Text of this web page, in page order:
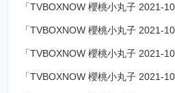
「TVBOXNOW 櫻桃小丸子 2021-
「TVBOXNOW 櫻桃小丸子 2021-
「TVBOXNOW 櫻桃小丸子 2021-
「TVBOXNOW 櫻桃小丸子 2021-